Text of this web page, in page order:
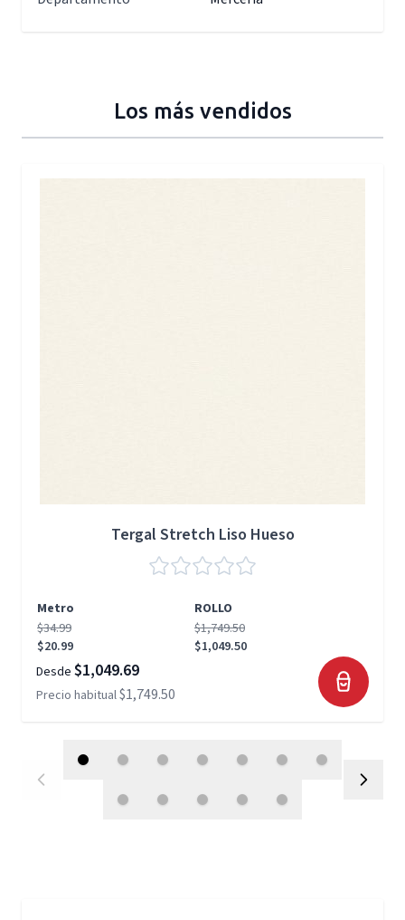
Los más vendidos
Tergal Stretch Liso Hueso
Metro
ROLLO
$34.99
$20.99
$1,749.50
$1,049.50
Desde $1,049.69
Precio habitual$1,749.50